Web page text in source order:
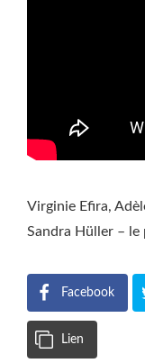
Virginie Efira,
Sandra Hüller –
Facebook
Lien